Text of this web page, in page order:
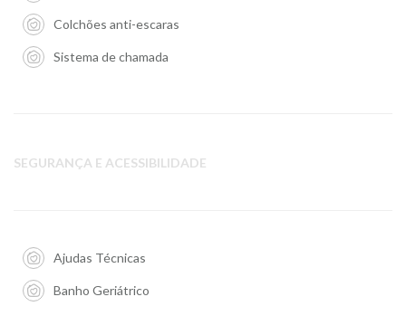
Colchões anti-escaras
Sistema de chamada
SEGURANÇA E ACESSIBILIDADE
Ajudas Técnicas
Banho Geriátrico